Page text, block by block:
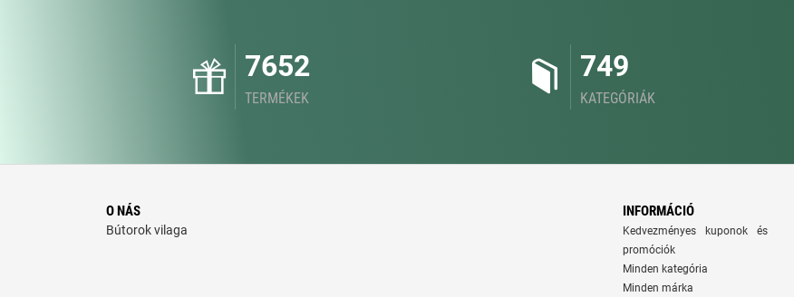
7652
TERMÉKEK
749
KATEGÓRIÁK
O NÁS
Bútorok vilaga
INFORMÁCIÓ
Kedvezményes kuponok és
promóciók
Minden kategória
Minden márka